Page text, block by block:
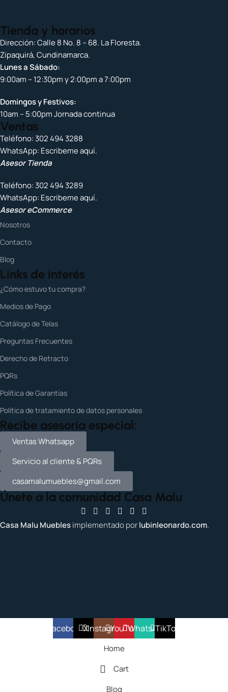
Tienda y horarios
Dirección: Calle 8 No. 8 – 68. La Floresta.
Zipaquirá, Cundinamarca.
Lunes a Sábado:
9:00am – 12:30pm y 2:00pm a 7:00pm
Domingos y Festivos:
10am – 5:00pm Jornada continua
Ventas
Teléfono: 302 494 3288
WhatsApp: Escribeme aquí.
Asesor Tienda
Teléfono: 302 494 3289
WhatsApp: Escribeme aquí.
Asesor eCommerce
Nosotros
Contacto
Blog
Links de interés
¿Cómo estuvo tu compra?
Medios de Pago
Catálogo de Telas
Preguntas Frecuentes
Derecho de Retracto
PQRs
Política de Garantías
Política de tratamiento de datos personales
Recibe asesoría especial:
Ventas Whatsapp
Servicio al cliente & PQRs
casamalumuebles@gmail.com
Únete a la comunidad Casa Malu
Casa Malu Mueblesimplementado porlubinleonardo.com.
FacebookXInstagramYouTubeWhatsApp
TikTok
Home
Cart
Blog